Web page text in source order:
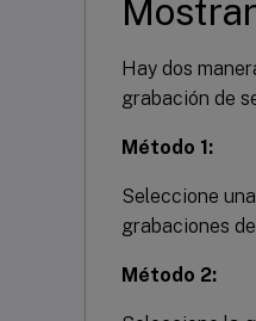
Hay dos
grabación de
Método 1:
Seleccione
grabaciones
Método 2: